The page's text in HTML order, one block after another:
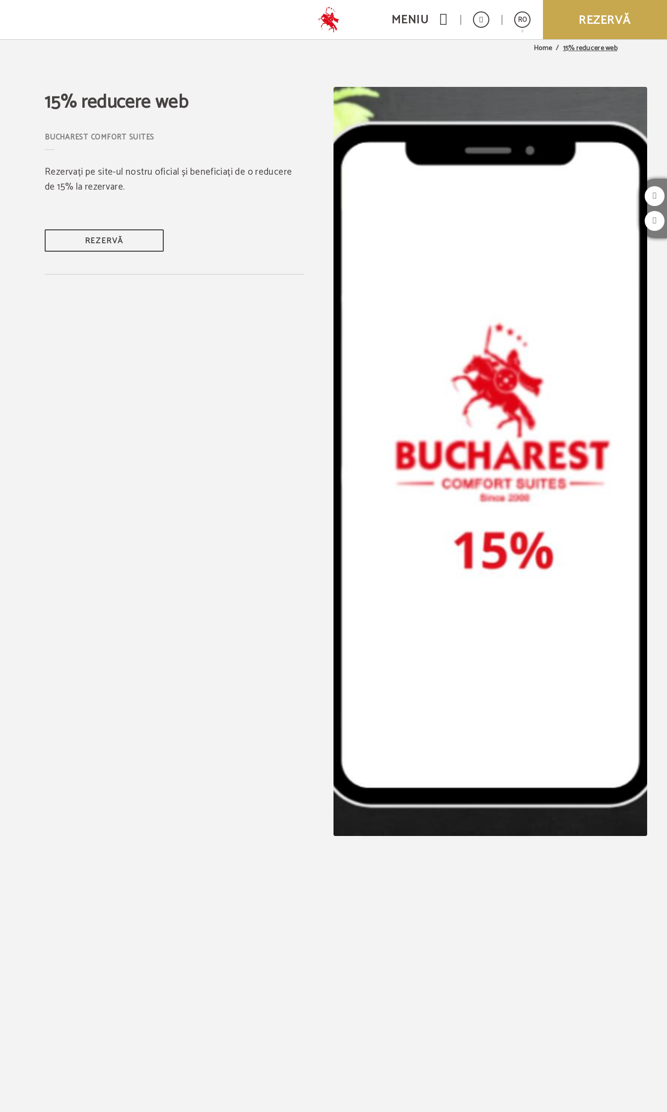
MENIU RO REZERVĂ
15% Reducere Web of Bucharest Comfort Suites in București. Official Website.
Home 15% reducere web
15% reducere web
Rezervați pe site-ul nostru oficial și beneficiați de o reducere
de 15% la rezervare.
REZERVĂ